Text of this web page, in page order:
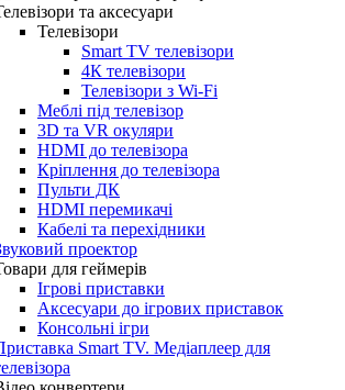
та аксесуари
Телевізори
Smart TV телевізори
4К телевізори
Телевізори з Wi-Fi
Меблі під телевізор
3D та VR окуляри
HDMI до телевізора
Кріплення до телевізора
Пульти ДК
HDMI перемикачі
Кабелі та перехідники
проектор
для геймерів
Ігрові приставки
Аксесуари до ігрових приставок
Консольні ігри
Smart TV. Медіаплеер для